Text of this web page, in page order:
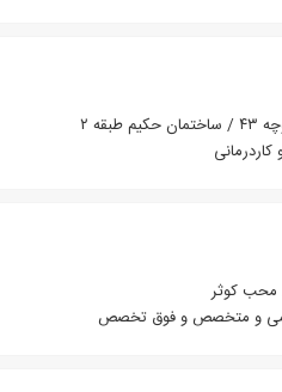
۲
محب کوثر
و متخصص و فوق تخصص